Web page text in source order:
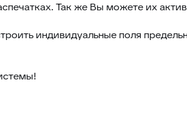
Так же Вы можете их
индивидуальные поля